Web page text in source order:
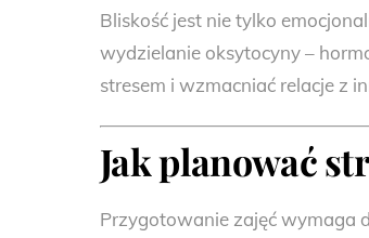
Bliskość jest nie tylko
wydzielanie oksytocyny –
stresem i wzmacniać relacje z
Jak planować
Przygotowanie zajęć wymaga